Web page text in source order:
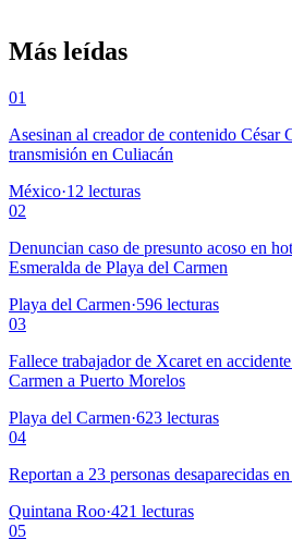
Más leídas
01
Asesinan al creador de contenido César
transmisión en Culiacán
México·12 lecturas
02
Denuncian caso de presunto acoso en
Esmeralda de Playa del Carmen
Playa del Carmen·596 lecturas
03
Fallece trabajador de Xcaret en
Carmen a Puerto Morelos
Playa del Carmen·623 lecturas
04
Reportan a 23 personas desaparecidas
Quintana Roo·421 lecturas
05